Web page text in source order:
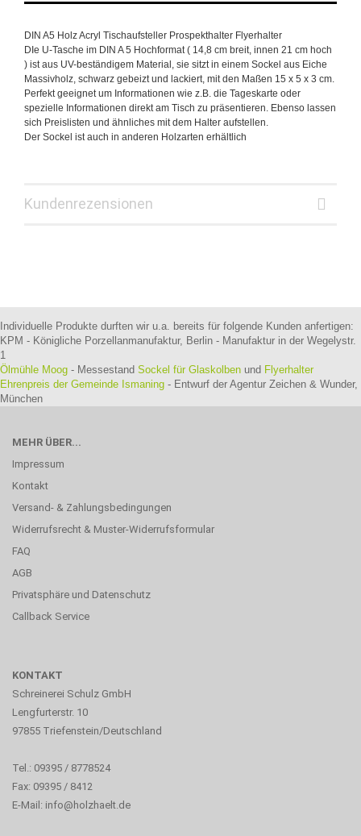
DIN A5 Holz Acryl Tischaufsteller Prospekthalter Flyerhalter
DIe U-Tasche im DIN A 5 Hochformat ( 14,8 cm breit, innen 21 cm hoch
) ist aus UV-beständigem Material, sie sitzt in einem Sockel aus Eiche
Massivholz, schwarz gebeizt und lackiert, mit den Maßen 15 x 5 x 3 cm.
Perfekt geeignet um Informationen wie z.B. die Tageskarte oder
spezielle Informationen direkt am Tisch zu präsentieren. Ebenso lassen
sich Preislisten und ähnliches mit dem Halter aufstellen.
Der Sockel ist auch in anderen Holzarten erhältlich
Kundenrezensionen
Individuelle Produkte durften wir u.a. bereits für folgende Kunden anfertigen:
KPM - Königliche Porzellanmanufaktur, Berlin - Manufaktur in der Wegelystr.
1
Ölmühle Moog - Messestand Sockel für Glaskolben und Flyerhalter
Ehrenpreis der Gemeinde Ismaning - Entwurf der Agentur Zeichen & Wunder,
München
MEHR ÜBER...
Impressum
Kontakt
Versand- & Zahlungsbedingungen
Widerrufsrecht & Muster-Widerrufsformular
FAQ
AGB
Privatsphäre und Datenschutz
Callback Service
KONTAKT
Schreinerei Schulz GmbH
Lengfurterstr. 10
97855 Triefenstein/Deutschland
Tel.: 09395 / 8778524
Fax: 09395 / 8412
E-Mail: info@holzhaelt.de